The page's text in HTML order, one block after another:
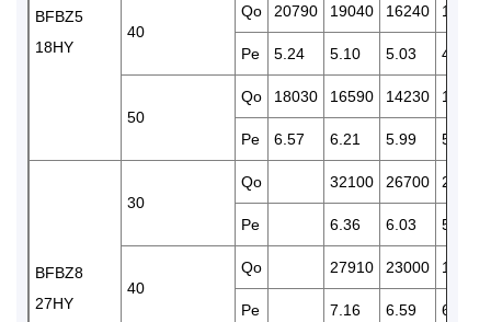
BFBZ5
18HY
40
Qo 20790 19040 16240 13020
Pe 5.24 5.10 5.03 4.89
50
Qo 18030 16590 14230 11090
Pe 6.57 6.21 5.99 5.60
BFBZ8
27HY
30
Qo 32100 26700 22860
Pe 6.36 6.03 5.83
40
Qo 27910 23000 18800
Pe 7.16 6.59 6.28